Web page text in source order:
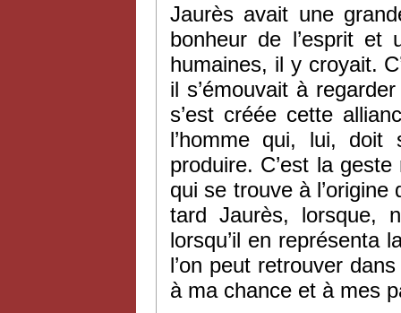
Jaurès avait une
bonheur de l’esprit et
humaines, il y croyait.
il s’émouvait à
s’est créée cette
l’homme qui, lui, doit
produire. C’est la
qui se trouve à
tard Jaurès, lorsque,
lorsqu’il en représenta
l’on peut retrouver
à ma chance et à mes